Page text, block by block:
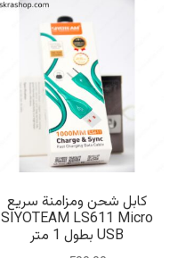
كابل شحن ومزامنة سريع
SIYOTEAM LS611 Micro
USB بطول 1 متر